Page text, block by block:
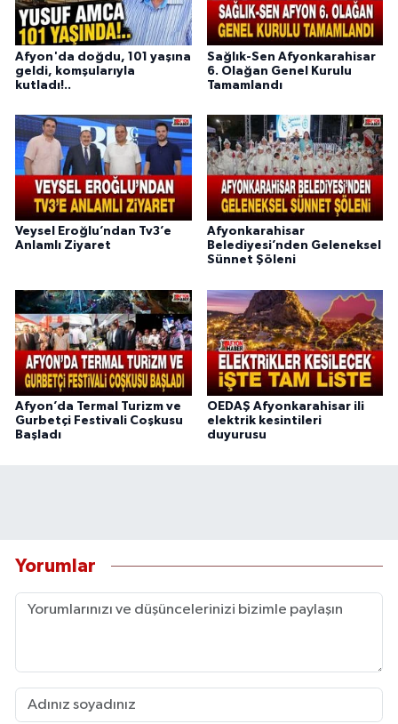
Afyon'da doğdu, 101 yaşına
geldi, komşularıyla
kutladı!..
Sağlık-Sen Afyonkarahisar
6. Olağan Genel Kurulu
Tamamlandı
Veysel Eroğlu’ndan Tv3’e
Anlamlı Ziyaret
Afyonkarahisar
Belediyesi’nden Geleneksel
Sünnet Şöleni
Afyon’da Termal Turizm ve
Gurbetçi Festivali Coşkusu
Başladı
OEDAŞ Afyonkarahisar ili
elektrik kesintileri
duyurusu
Yorumlar